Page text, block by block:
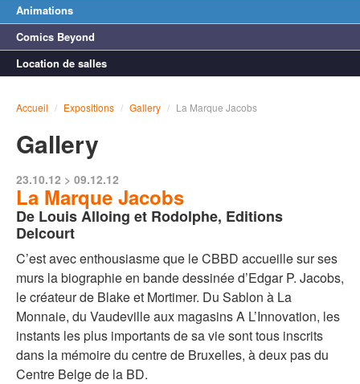
Animations
Comics Beyond
Location de salles
Accueil / Expositions / Gallery / La Marque Jacobs
Gallery
23.10.12 > 09.12.12
La Marque Jacobs
De Louis Alloing et Rodolphe, Editions
Delcourt
C’est avec enthousiasme que le CBBD accueille sur ses
murs la biographie en bande dessinée d’Edgar P. Jacobs,
le créateur de Blake et Mortimer. Du Sablon à La
Monnaie, du Vaudeville aux magasins A L’Innovation, les
instants les plus importants de sa vie sont tous inscrits
dans la mémoire du centre de Bruxelles, à deux pas du
Centre Belge de la BD.